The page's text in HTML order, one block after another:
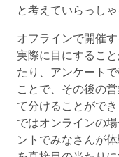
と考えていらっし
オフラインで開催
実際に目にするこ
たり、アンケート
ことで、その後の
て分けることができ
ではオンラインの
ントでみなさんが